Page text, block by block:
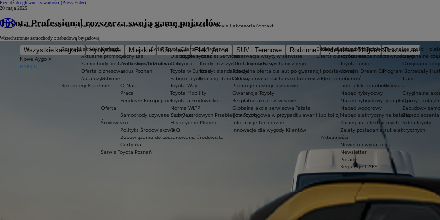
Przejdź do głównej zawartości (Press Enter)
Nowe samochody
Wszystkie kategorie Hybrydowe Miejskie Sportowe Elektryczne SUV i Terenowe Rodzinne Hybrydowe Plug-in
Dostawcze
Nowe Aygo X
HYBRID
Oferty specjalne
Sprawdź aktualne oferty
Aktualne promocje
Samochody dostawcze Toyota Professional
Oferta biznesowa
Auta używane
Rok potęgi 8 premier
Ekobonus dla hybryd Toyoty
Oferta dla osób z niepełnosprawnościami
Toyota Poznań Ukleja
Kontakt
Suchy Las
Złotkowo k/Poznania
Lexus Poznań
O firmie
O Nas
Praca
Fundusze Europejskie
Oferta
Samochody używane Suchy Las
Środowisko
Polityka Środowiskowa
Zobowiązanie do poszanowania środowiska
Certyfikat
Serwis Toyota Poznań
Świat Toyoty
Świat Toyoty
Dlaczego Toyota?
O Toyocie
Toyota w Europie
Fabryki Toyoty
Toyota Way
Toyota Mobility
Toyota a środowisko
Norma WLTP
Klub Rekordowych Przebiegów Toyoty
Historyczne Modele
FAQ
Kluby dla dzieci i młodzieży
Toyota Kids
Toyota Juniors
Konkurs Dream Car
Elektromobilność
Lider elektromobilności
Napęd hybrydowy
Napęd hybrydowy typu plug-in
Napęd wodorowy
Napęd elektryczny na baterię
Zasięg aut elektrycznych
Zalety posiadania aut elektrycznych
Aktualności
Nowości i wydarzenia
Newsletter
Porady
Regulacje CAFE
Finansowanie
Oferta dla firm
Toyota Financial Services
Kredyt niższych rat Toyota Easy
Kredyt standardowy
Leasing standardowy
Serwis i akcesoria
Serwis
Rezerwacja wizyty w serwisie
Oferta serwisu mechanicznego
Specjalna oferta dla aut po gwarancji podstawowej
Oferta serwisu blacharsko-lakierniczego
Promocje i usługi sezonowe
Gwarancje Toyoty
Bezpłatne akcje serwisowe
Globalna akcja serwisowa Takata
Pomoc drogowa w przypadku awarii lub kolizji
Informacje techniczne
Innowacje dla wygody Klientów
Oryginalne części i
Oryginalne
Oryginalne
Program Sprzedaży
Trade
Akcesoria
Oryginalne
Opony i koła
Zabudowy
Sklep Toyoty
Kontakt
20 maja 2025
Toyota Professional rozszerza swoją gamę pojazdów
Wszechstronne samochody z zabudową brygadową